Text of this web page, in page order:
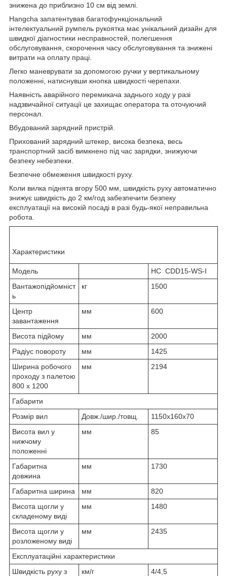
знижена до приблизно 10 см від землі.
Hangcha запатентував багатофункціональний
інтелектуальний румпель рукоятка має унікальний дизайн для
швидкої діагностики несправностей, полегшення
обслуговування, скорочення часу обслуговування та знижені
витрати на оплату праці.
Легко маневрувати за допомогою ручки у вертикальному
положенні, натиснувши кнопка швидкості черепахи.
Наявність аварійного перемикача заднього ходу у разі
надзвичайної ситуації це захищає оператора та оточуючий
персонал.
Вбудований зарядний пристрій.
Прихований зарядний штекер, висока безпека, весь
транспортний засіб вимкнено під час зарядки, знижуючи
безпеку небезпеки.
Безпечне обмеження швидкості руху.
Коли вилка піднята вгору 500 мм, швидкість руху автоматично
знижує швидкість до 2 км/год забезпечити безпеку
експлуатації на високій посаді в разі будь-якої неправильна
робота.
Характеристики
Модель
HC CDD15-WS-I
Вантажопідйомніст
ь
кг 1500
Центр
завантаження
мм 600
Висота підйому мм
2000
Радіус повороту
мм
1425
Ширина робочого
проходу з палетою
800 х 1200
мм 2194
Габарити
Розмір вил
Довж./шир./товщ.
1150х160х70
Висота вил у
нижчому
положенні
мм 85
Габаритна
довжина
мм 1730
Габаритна ширина мм
820
Висота щогли у
складеному виді
мм 1480
Висота щогли у
розложеному виді
мм 2435
Експлуатаційні характеристики
Швидкість руху з
км/г 4/4,5